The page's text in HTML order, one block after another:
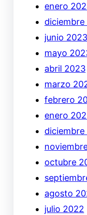
enero
junio 2023
mayo
abril 2023
marzo
febrero
enero
diciembre
octubre
agosto
julio 2022